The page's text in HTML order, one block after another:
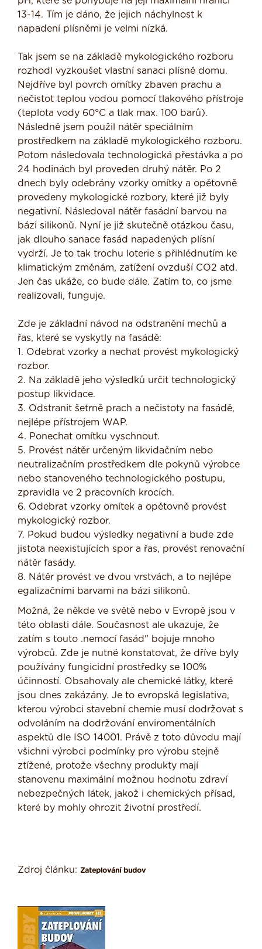
13-14. Tím je dáno, že jejich náchylnost k
napadení plísněmi je velmi nízká.
Tak jsem se na základě mykologického rozboru
rozhodl vyzkoušet vlastní sanaci plísně domu.
Nejdříve byl povrch omítky zbaven prachu a
nečistot teplou vodou pomocí tlakového přístroje
(teplota vody 60°C a tlak max. 100 barů).
Následně jsem použil nátěr speciálním
prostředkem na základě mykologického rozboru.
Potom následovala technologická přestávka a po
24 hodinách byl proveden druhý nátěr. Po 2
dnech byly odebrány vzorky omítky a opětovně
provedeny mykologické rozbory, které již byly
negativní. Následoval nátěr fasádní barvou na
bázi silikonů. Nyní je již skutečně otázkou času,
jak dlouho sanace fasád napadených plísní
vydrží. Je to tak trochu loterie s přihlédnutím ke
klimatickým změnám, zatížení ovzduší CO2 atd.
Jen čas ukáže, co bude dále. Zatím to, co jsme
realizovali, funguje.
Zde je základní návod na odstranění mechů a
řas, které se vyskytly na fasádě:
1. Odebrat vzorky a nechat provést mykologický
rozbor.
2. Na základě jeho výsledků určit technologický
postup likvidace.
3. Odstranit šetrně prach a nečistoty na fasádě,
nejlépe přístrojem WAP.
4. Ponechat omítku vyschnout.
5. Provést nátěr určeným likvidačním nebo
neutralizačním prostředkem dle pokynů výrobce
nebo stanoveného technologického postupu,
zpravidla ve 2 pracovních krocích.
6. Odebrat vzorky omítek a opětovně provést
mykologický rozbor.
7. Pokud budou výsledky negativní a bude zde
jistota neexistujících spor a řas, provést renovační
nátěr fasády.
8. Nátěr provést ve dvou vrstvách, a to nejlépe
egalizačními barvami na bázi silikonů.
Možná, že někde ve světě nebo v Evropě jsou v
této oblasti dále. Současnost ale ukazuje, že
zatím s touto .nemocí fasád" bojuje mnoho
výrobců. Zde je nutné konstatovat, že dříve byly
používány fungicidní prostředky se 100%
účinností. Obsahovaly ale chemické látky, které
jsou dnes zakázány. Je to evropská legislativa,
kterou výrobci stavební chemie musí dodržovat s
odvoláním na dodržování enviromentálních
aspektů dle ISO 14001. Právě z toto důvodu mají
všichni výrobci podmínky pro výrobu stejně
ztížené, protože všechny produkty mají
stanovenu maximální možnou hodnotu zdraví
nebezpečných látek, jakož i chemických přísad,
které by mohly ohrozit životní prostředí.
Zdroj článku: Zateplování budov